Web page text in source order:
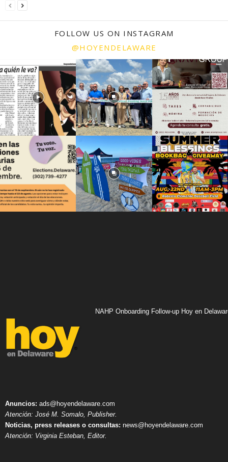
FOLLOW US ON INSTAGRAM
@HOYENDELAWARE
NAHP Onboarding Follow-up Hoy en
Anuncios: ads@hoyendelaware.com
Atención: José M. Somalo, Publisher.
Noticias, press releases o consultas: news@hoyendelaware.com
Atención: Virginia Esteban, Editor.